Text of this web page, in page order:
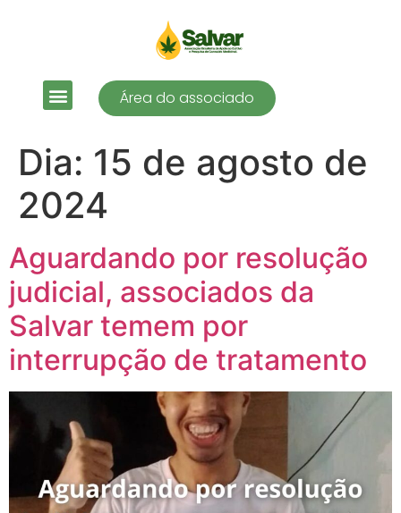
Área do associado
Dia: 15 de agosto de
2024
Aguardando por resolução
judicial, associados da
Salvar temem por
interrupção de tratamento